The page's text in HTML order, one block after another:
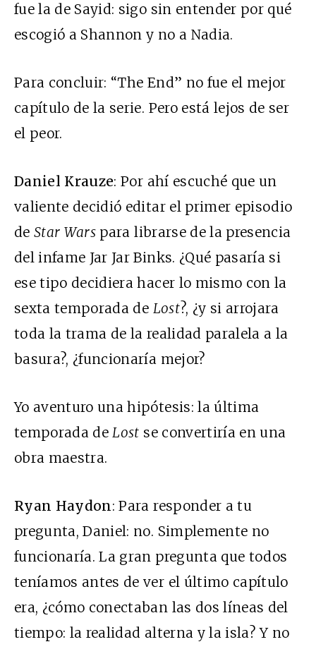
fue la de Sayid: sigo sin entender por qué
escogió a Shannon y no a Nadia.
Para concluir: “The End” no fue el mejor
capítulo de la serie. Pero está lejos de ser
el peor.
Daniel Krauze: Por ahí escuché que un
valiente decidió editar el primer episodio
deStar Wars para librarse de la presencia
del infame Jar Jar Binks. ¿Qué pasaría si
ese tipo decidiera hacer lo mismo con la
sexta temporada de Lost?, ¿y si arrojara
toda la trama de la realidad paralela a la
basura?, ¿funcionaría mejor?
Yo aventuro una hipótesis: la última
temporada de Lost se convertiría en una
obra maestra.
Ryan Haydon: Para responder a tu
pregunta, Daniel: no. Simplemente no
funcionaría. La gran pregunta que todos
teníamos antes de ver el último capítulo
era, ¿cómo conectaban las dos líneas del
tiempo: la realidad alterna y la isla? Y no